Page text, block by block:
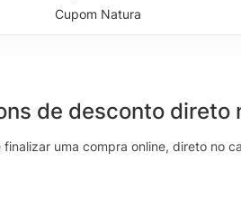
Cupom Natura
de desconto direto
uma compra online, direto no